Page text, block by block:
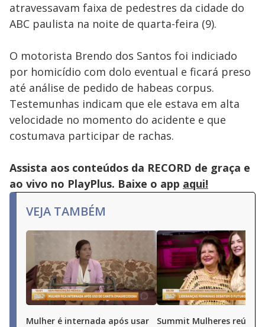
atravessavam faixa de pedestres da cidade do
ABC paulista na noite de quarta-feira (9).
O motorista Brendo dos Santos foi indiciado
por homicídio com dolo eventual e ficará preso
até análise de pedido de habeas corpus.
Testemunhas indicam que ele estava em alta
velocidade no momento do acidente e que
costumava participar de rachas.
Assista aos conteúdos da RECORD de graça e
ao vivo no PlayPlus. Baixe o app aqui!
VEJA TAMBÉM
Mulher é internada após usar
Summit Mulheres reúne